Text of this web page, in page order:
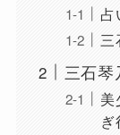
占
三
三石琴
ぎ